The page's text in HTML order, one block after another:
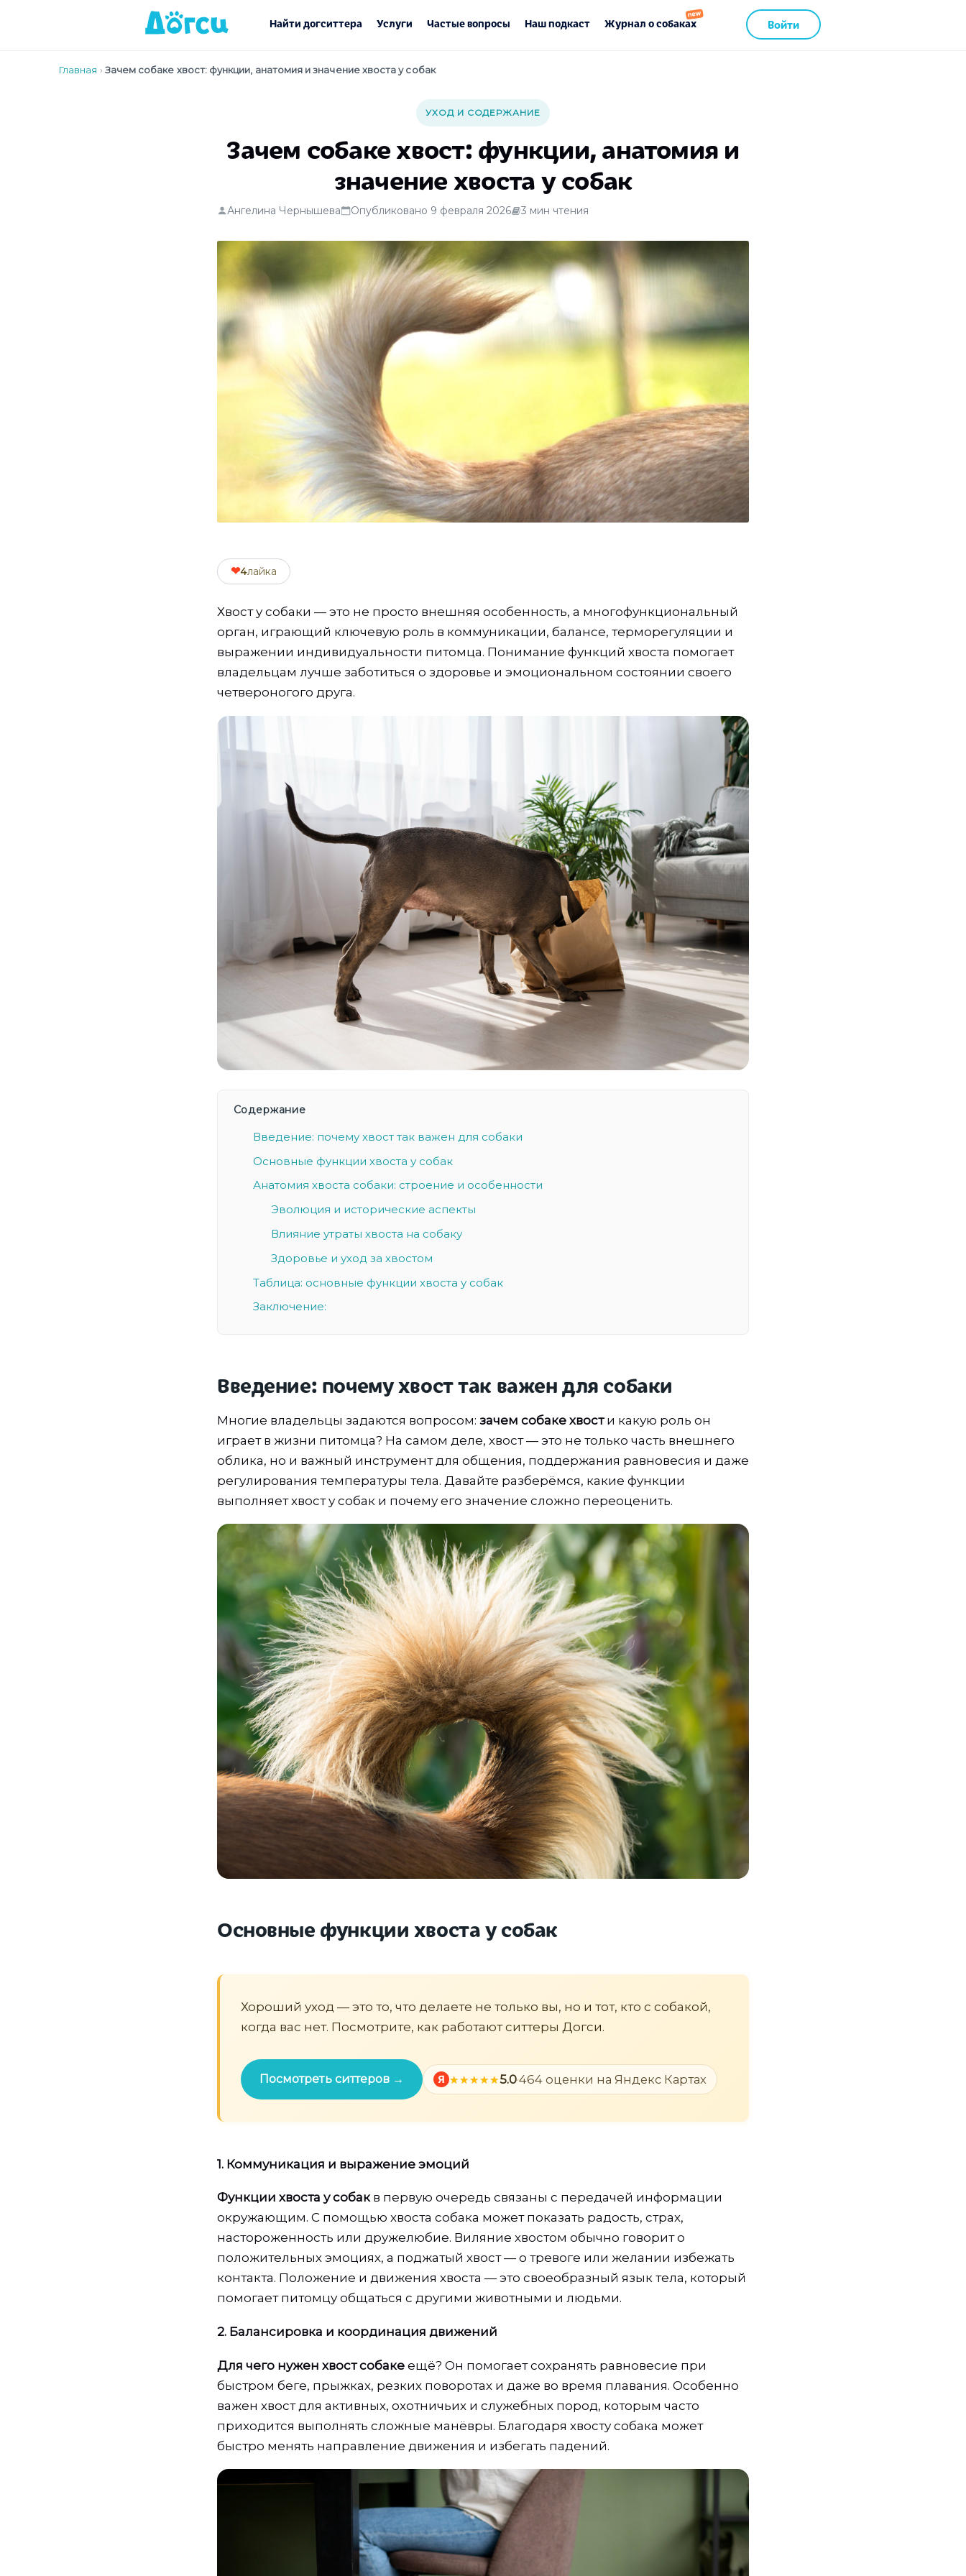
Найти догситтера Услуги Частые вопросы Наш подкаст Журнал о собаках Войти
Главная › Зачем собаке хвост: функции, анатомия и значение хвоста у собак
УХОД И СОДЕРЖАНИЕ
Зачем собаке хвост: функции, анатомия и
значение хвоста у собак
Ангелина Чернышева Опубликовано 9 февраля 2026 3 мин чтения
❤4лайка
Хвост у собаки — это не просто внешняя особенность, а многофункциональный
орган, играющий ключевую роль в коммуникации, балансе, терморегуляции и
выражении индивидуальности питомца. Понимание функций хвоста помогает
владельцам лучше заботиться о здоровье и эмоциональном состоянии своего
четвероногого друга.
Содержание
Введение: почему хвост так важен для собаки
Основные функции хвоста у собак
Анатомия хвоста собаки: строение и особенности
Эволюция и исторические аспекты
Влияние утраты хвоста на собаку
Здоровье и уход за хвостом
Таблица: основные функции хвоста у собак
Заключение:
Введение: почему хвост так важен для собаки
Многие владельцы задаются вопросом: зачем собаке хвости какую роль он
играет в жизни питомца? На самом деле, хвост — это не только часть внешнего
облика, но и важный инструмент для общения, поддержания равновесия и даже
регулирования температуры тела. Давайте разберёмся, какие функции
выполняет хвост у собак и почему его значение сложно переоценить.
Основные функции хвоста у собак
Хороший уход — это то, что делаете не только вы, но и тот, кто с собакой,
когда вас нет. Посмотрите, как работают ситтеры Догси.
Посмотреть ситтеров → Я 5.0·464 оценки на Яндекс Картах
1. Коммуникация и выражение эмоций
Функции хвоста у собакв первую очередь связаны с передачей информации
окружающим. С помощью хвоста собака может показать радость, страх,
настороженность или дружелюбие. Виляние хвостом обычно говорит о
положительных эмоциях, а поджатый хвост — о тревоге или желании избежать
контакта. Положение и движения хвоста — это своеобразный язык тела, который
помогает питомцу общаться с другими животными и людьми.
2. Балансировка и координация движений
Для чего нужен хвост собаке ещё? Он помогает сохранять равновесие при
быстром беге, прыжках, резких поворотах и даже во время плавания. Особенно
важен хвост для активных, охотничьих и служебных пород, которым часто
приходится выполнять сложные манёвры. Благодаря хвосту собака может
быстро менять направление движения и избегать падений.